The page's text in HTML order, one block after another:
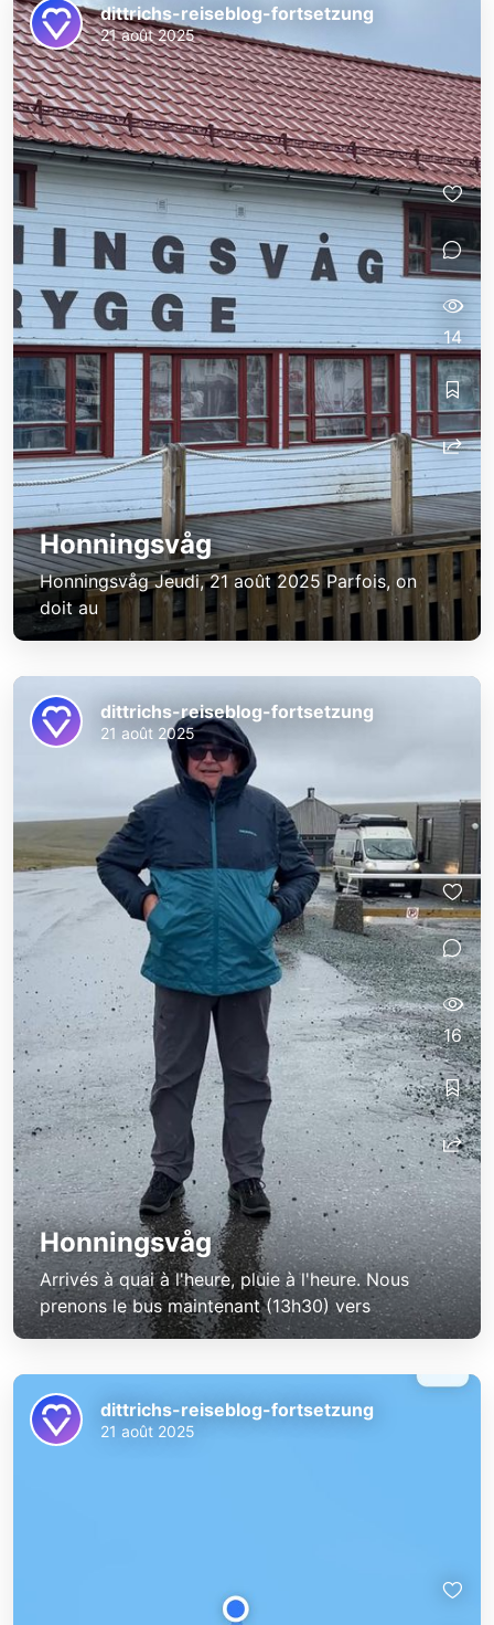
Honningsvåg
Honningsvåg Jeudi, 21 août 2025 Parfois, on
doit au
dittrichs-reiseblog-fortsetzung
21 août 2025
14
Honningsvåg
Arrivés à quai à l'heure, pluie à l'heure. Nous
prenons le bus maintenant (13h30) vers
dittrichs-reiseblog-fortsetzung
21 août 2025
16
dittrichs-reiseblog-fortsetzung
21 août 2025